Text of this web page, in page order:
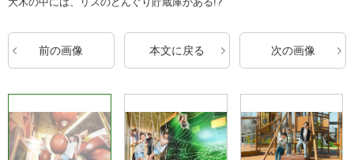
前の画像 本文に戻る 次の画像